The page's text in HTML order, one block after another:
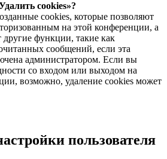
cookies»?
cookies, которые позволяют
на этой конференции, а
функции, такие как
сообщений, если эта
администратором. Если вы
со входом или выходом на
возможно, удаление cookies может
пользователя